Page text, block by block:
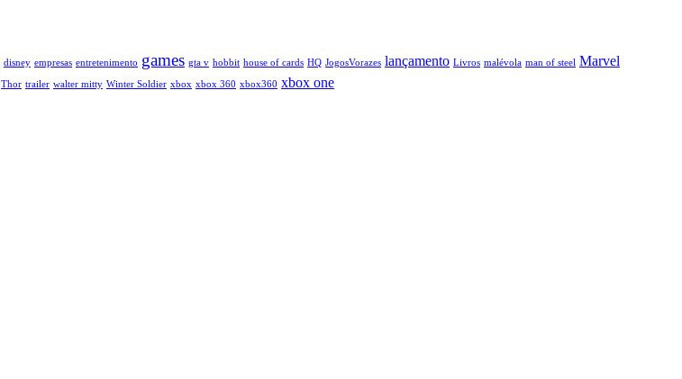
disney empresas entretenimento games gta v hobbit house of cards HQ JogosVorazes lançamento Livros malévola man of steel Marvel
Thor trailer walter mitty Winter Soldier xbox xbox 360 xbox360 xbox one